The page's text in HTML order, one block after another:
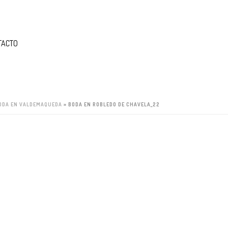
EN VALDEMAQUEDA » BODA EN ROBLEDO DE CHAVELA_22